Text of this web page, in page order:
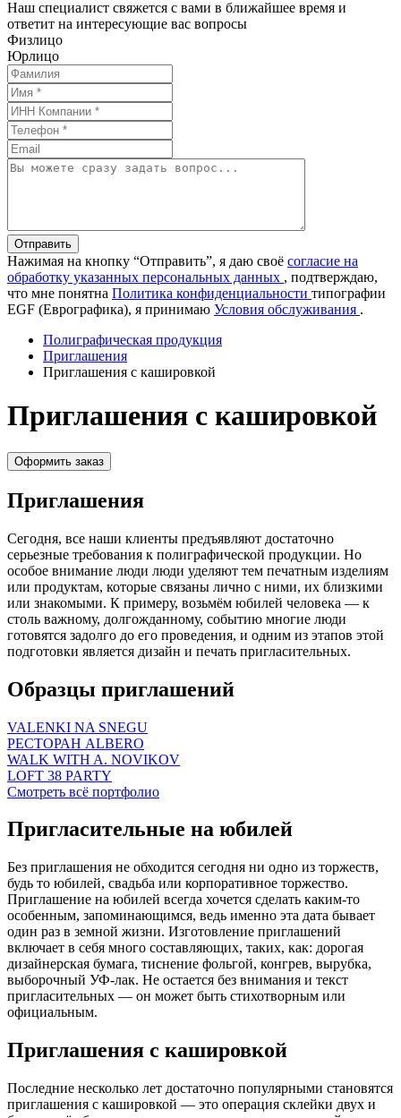
Наш специалист свяжется с вами в ближайшее время и
ответит на интересующие вас вопросы
Физлицо
Юрлицо
Отправить
Нажимая на кнопку “Отправить”, я даю своё согласие на
обработку указанных персональных данных , подтверждаю,
что мне понятна Политика конфиденциальности типографии
EGF (Еврографика), я принимаю Условия обслуживания .
Полиграфическая продукция
Приглашения
Приглашения с кашировкой
Приглашения с кашировкой
Оформить заказ
Приглашения
Сегодня, все наши клиенты предъявляют достаточно
серьезные требования к полиграфической продукции. Но
особое внимание люди люди уделяют тем печатным изделиям
или продуктам, которые связаны лично с ними, их близкими
или знакомыми. К примеру, возьмём юбилей человека — к
столь важному, долгожданному, событию многие люди
готовятся задолго до его проведения, и одним из этапов этой
подготовки является дизайн и печать пригласительных.
Образцы приглашений
VALENKI NA SNEGU
РЕСТОРАН ALBERO
WALK WITH A. NOVIKOV
LOFT 38 PARTY
Смотреть всё портфолио
Пригласительные на юбилей
Без приглашения не обходится сегодня ни одно из торжеств,
будь то юбилей, свадьба или корпоративное торжество.
Приглашение на юбилей всегда хочется сделать каким-то
особенным, запоминающимся, ведь именно эта дата бывает
один раз в земной жизни. Изготовление приглашений
включает в себя много составляющих, таких, как: дорогая
дизайнерская бумага, тиснение фольгой, конгрев, вырубка,
выборочный УФ-лак. Не остается без внимания и текст
пригласительных — он может быть стихотворным или
официальным.
Приглашения с кашировкой
Последние несколько лет достаточно популярными становятся
приглашения с кашировкой — это операция склейки двух и